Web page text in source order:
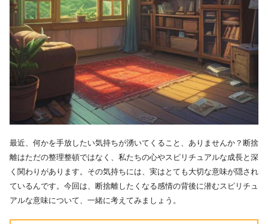
最近、何かを手放したい気持ちが湧いてくること、ありませんか？断捨
離はただの整理整頓ではなく、私たちの心やスピリチュアルな成長と深
く関わりがあります。その気持ちには、実はとても大切な意味が隠され
ているんです。今回は、断捨離したくなる感情の背後に潜むスピリチュ
アルな意味について、一緒に考えてみましょう。